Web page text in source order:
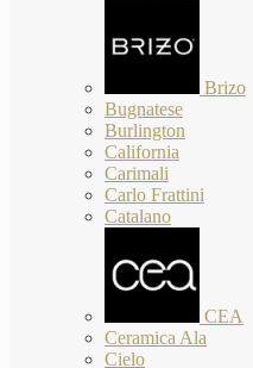
Brizo
Bugnatese
Burlington
California
Carimali
Carlo Frattini
Catalano
CEA
Ceramica Ala
Cielo